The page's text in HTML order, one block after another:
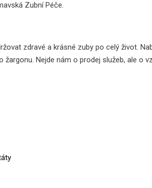
Zubní Péče.
zdravé a krásné zuby po celý život.
Nejde nám o prodej služeb, ale o